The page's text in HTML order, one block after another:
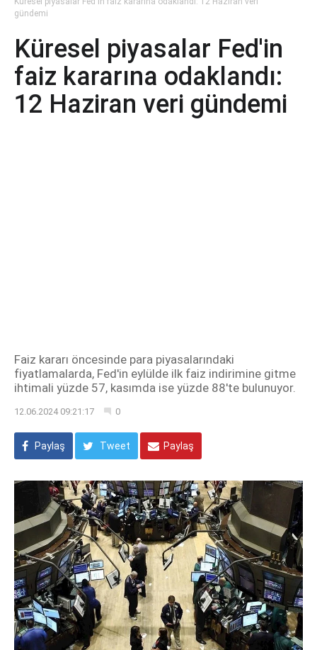
gündemi
Küresel piyasalar Fed'in
faiz kararına odaklandı:
12 Haziran veri gündemi
Faiz kararı öncesinde para piyasalarındaki
fiyatlamalarda, Fed'in eylülde ilk faiz indirimine gitme
ihtimali yüzde 57, kasımda ise yüzde 88'te bulunuyor.
12.06.2024 09:21:17 0
Paylaş Tweet Paylaş